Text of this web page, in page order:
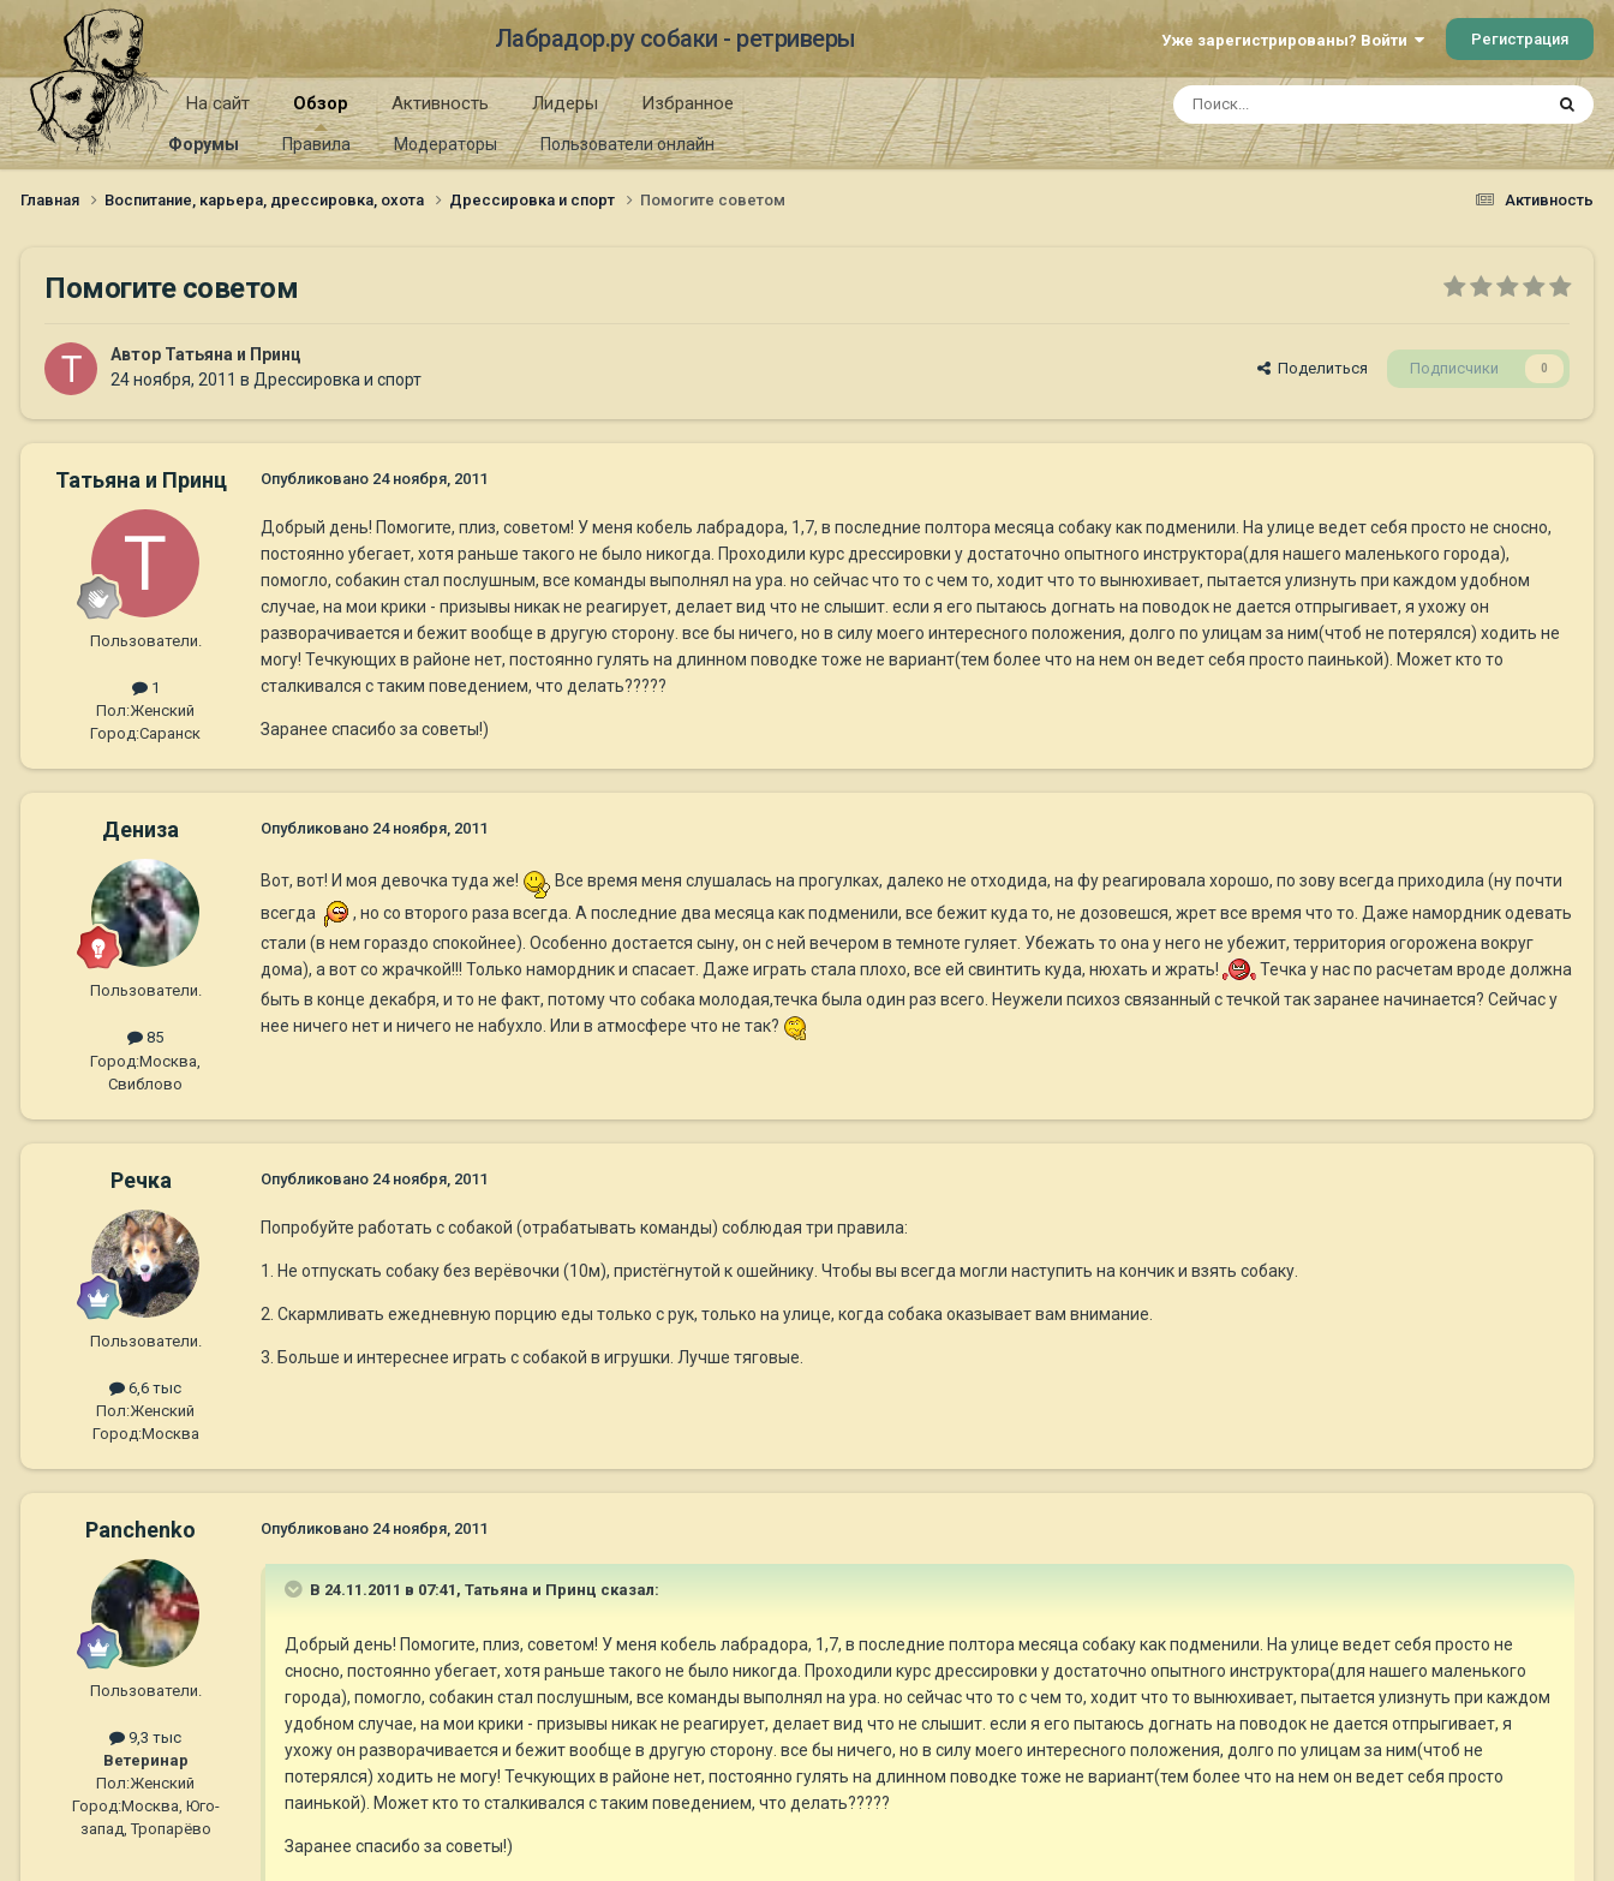
Лабрадор.ру собаки - ретриверы Уже зарегистрированы? Войти Регистрация
На сайт Обзор
Форумы Правила Модераторы Пользователи онлайн
Активность Лидеры Избранное
Активность
Главная Воспитание, карьера, дрессировка, охота Дрессировка и спорт Помогите советом
Помогите советом
Автор Татьяна и Принц
24 ноября, 2011 в Дрессировка и спорт
Поделиться Подписчики 0
Татьяна и Принц
Пользователи.
1
Пол:Женский
Город:Саранск
Опубликовано 24 ноября, 2011
Добрый день! Помогите, плиз, советом! У меня кобель лабрадора, 1,7, в последние полтора месяца собаку как подменили. На улице ведет себя просто не сносно,
постоянно убегает, хотя раньше такого не было никогда. Проходили курс дрессировки у достаточно опытного инструктора(для нашего маленького города),
помогло, собакин стал послушным, все команды выполнял на ура. но сейчас что то с чем то, ходит что то вынюхивает, пытается улизнуть при каждом удобном
случае, на мои крики - призывы никак не реагирует, делает вид что не слышит. если я его пытаюсь догнать на поводок не дается отпрыгивает, я ухожу он
разворачивается и бежит вообще в другую сторону. все бы ничего, но в силу моего интересного положения, долго по улицам за ним(чтоб не потерялся) ходить не
могу! Течкующих в районе нет, постоянно гулять на длинном поводке тоже не вариант(тем более что на нем он ведет себя просто паинькой). Может кто то
сталкивался с таким поведением, что делать?????
Заранее спасибо за советы!)
Дениза
Пользователи.
85
Город:Москва,
Свиблово
Опубликовано 24 ноября, 2011
Вот, вот! И моя девочка туда же!
Все время меня слушалась на прогулках, далеко не отходида, на фу реагировала хорошо, по зову всегда приходила (ну почти
всегда
, но со второго раза всегда. А последние два месяца как подменили, все бежит куда то, не дозовешся, жрет все время что то. Даже намордник одевать
стали (в нем гораздо спокойнее). Особенно достается сыну, он с ней вечером в темноте гуляет. Убежать то она у него не убежит, территория огорожена вокруг
дома), а вот со жрачкой!!! Только намордник и спасает. Даже играть стала плохо, все ей свинтить куда, нюхать и жрать!
Течка у нас по расчетам вроде должна
быть в конце декабря, и то не факт, потому что собака молодая,течка была один раз всего. Неужели психоз связанный с течкой так заранее начинается? Сейчас у
нее ничего нет и ничего не набухло. Или в атмосфере что не так?
Речка
Пользователи.
6,6 тыс
Пол:Женский
Город:Москва
Опубликовано 24 ноября, 2011
Попробуйте работать с собакой (отрабатывать команды) соблюдая три правила:
1. Не отпускать собаку без верёвочки (10м), пристёгнутой к ошейнику. Чтобы вы всегда могли наступить на кончик и взять собаку.
2. Скармливать ежедневную порцию еды только с рук, только на улице, когда собака оказывает вам внимание.
3. Больше и интереснее играть с собакой в игрушки. Лучше тяговые.
Panchenko
Пользователи.
9,3 тыс
Ветеринар
Пол:Женский
Город:Москва, Юго-
запад, Тропарёво
Опубликовано 24 ноября, 2011
В 24.11.2011 в 07:41, Татьяна и Принц сказал:
Добрый день! Помогите, плиз, советом! У меня кобель лабрадора, 1,7, в последние полтора месяца собаку как подменили. На улице ведет себя просто не
сносно, постоянно убегает, хотя раньше такого не было никогда. Проходили курс дрессировки у достаточно опытного инструктора(для нашего маленького
города), помогло, собакин стал послушным, все команды выполнял на ура. но сейчас что то с чем то, ходит что то вынюхивает, пытается улизнуть при каждом
удобном случае, на мои крики - призывы никак не реагирует, делает вид что не слышит. если я его пытаюсь догнать на поводок не дается отпрыгивает, я
ухожу он разворачивается и бежит вообще в другую сторону. все бы ничего, но в силу моего интересного положения, долго по улицам за ним(чтоб не
потерялся) ходить не могу! Течкующих в районе нет, постоянно гулять на длинном поводке тоже не вариант(тем более что на нем он ведет себя просто
паинькой). Может кто то сталкивался с таким поведением, что делать?????
Заранее спасибо за советы!)